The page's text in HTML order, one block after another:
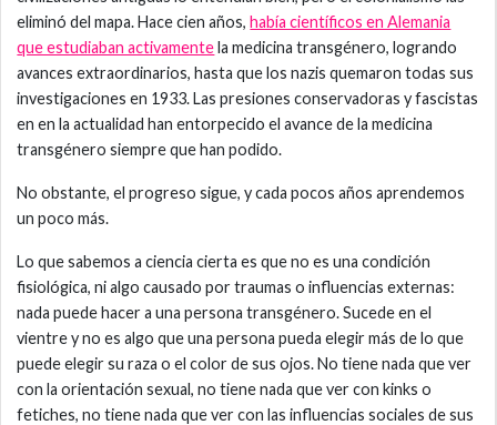
eliminó del mapa. Hace cien años,había científicos en Alemania
que estudiaban activamentela medicina transgénero, logrando
avances extraordinarios, hasta que los nazis quemaron todas sus
investigaciones en 1933. Las presiones conservadoras y fascistas
en en la actualidad han entorpecido el avance de la medicina
transgénero siempre que han podido.
No obstante, el progreso sigue, y cada pocos años aprendemos
un poco más.
Lo que sabemos a ciencia cierta es que no es una condición
fisiológica, ni algo causado por traumas o influencias externas:
nada puede hacer a una persona transgénero. Sucede en el
vientre y no es algo que una persona pueda elegir más de lo que
puede elegir su raza o el color de sus ojos. No tiene nada que ver
con la orientación sexual, no tiene nada que ver con kinks o
fetiches, no tiene nada que ver con las influencias sociales de sus